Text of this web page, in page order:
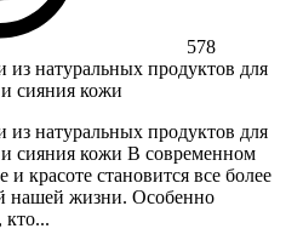
578
из натуральных продуктов для
сияния кожи
из натуральных продуктов для
сияния кожи В современном
и красоте становится все более
нашей жизни. Особенно
кто...